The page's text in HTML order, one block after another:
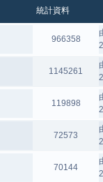
統計資料
966358
1145261
119898
72573
70144